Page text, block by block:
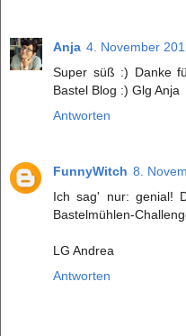
Anja 4. November
Super süß :) Danke
Bastel Blog :) Glg Anja
Antworten
FunnyWitch 8.
Ich sag' nur: genial!
Bastelmühlen-
LG Andrea
Antworten